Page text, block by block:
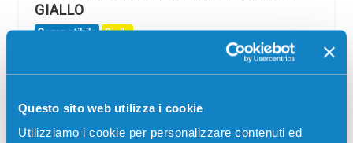
Questo sito web utilizza i cookie
Utilizziamo i cookie per personalizzare contenuti ed
GIALLO
Compatibile Giallo
T1500PS, Hp DESIGNJET T1530, Hp DESIGNJET T2500,
Hp DESIGNJET T920,…